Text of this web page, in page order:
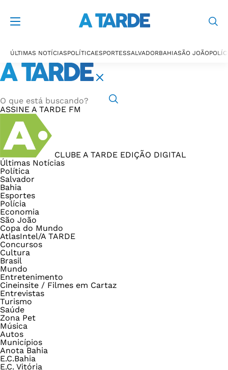
ÚLTIMAS NOTÍCIASPOLÍTICAESPORTESSALVADORBAHIASÃO JOÃO
ASSINE A TARDE FM
CLUBE A TARDE EDIÇÃO DIGITAL
Últimas Notícias
Política
Salvador
Bahia
Esportes
Polícia
Economia
São João
Copa do Mundo
AtlasIntel/A TARDE
Concursos
Cultura
Brasil
Mundo
Entretenimento
Cineinsite / Filmes em Cartaz
Entrevistas
Turismo
Saúde
Zona Pet
Música
Autos
Municípios
Anota Bahia
E.C.Bahia
E.C. Vitória